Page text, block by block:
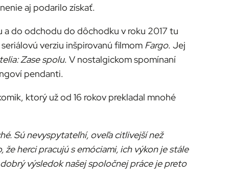
aj podarilo získať.
a do odchodu do dôchodku v roku 2017 tu
verziu inšpirovanú filmom Fargo. Jej
Zase spolu. V nostalgickom spomínaní
pendanti.
ktorý už od 16 rokov prekladal mnohé
Sú nevyspytateľní, oveľa citlivejší než
herci pracujú s emóciami, ich výkon je stále
výsledok našej spoločnej práce je preto